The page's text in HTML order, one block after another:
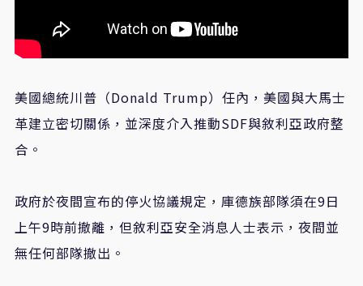
美國總統川普（Donald Trump）任內，美國與大馬士
革建立密切關係，並深度介入推動SDF與敘利亞政府整
合。
政府於夜間宣布的停火協議規定，庫德族部隊須在9日
上午9時前撤離，但敘利亞安全消息人士表示，夜間並
無任何部隊撤出。